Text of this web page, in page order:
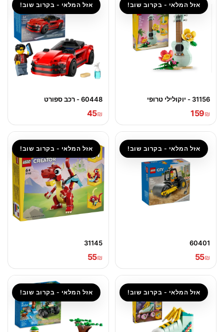
אזל המלאי - בקרוב שוב!
31156 - יוקולילי טרופי
₪
159
אזל המלאי - בקרוב שוב!
60448 - רכב ספורט
₪
45
אזל המלאי - בקרוב שוב!
60401
₪
55
אזל המלאי - בקרוב שוב!
31145
₪
55
אזל המלאי - בקרוב שוב! אזל המלאי - בקרוב שוב!